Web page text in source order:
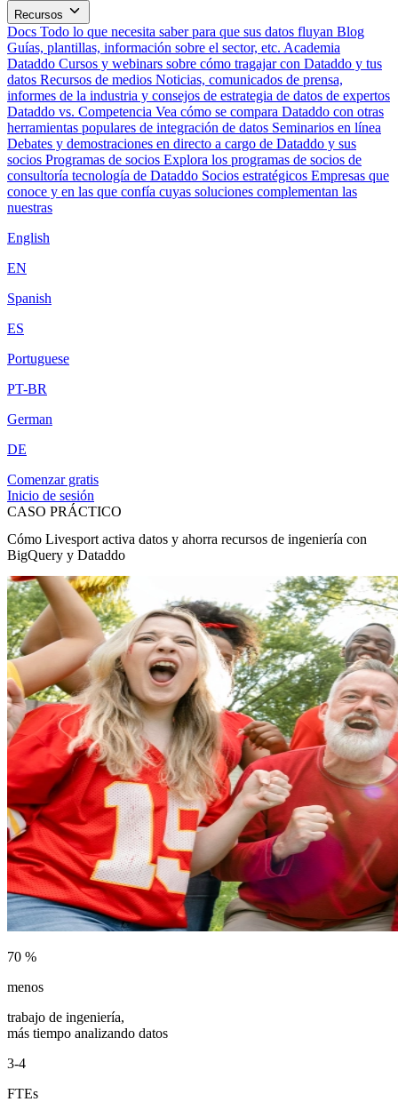
Recursos
Docs Todo lo que necesita saber para que sus datos fluyan Blog
Guías, plantillas, información sobre el sector, etc. Academia
Dataddo Cursos y webinars sobre cómo tragajar con Dataddo y tus
datos Recursos de medios Noticias, comunicados de prensa,
informes de la industria y consejos de estrategia de datos de expertos
Dataddo vs. Competencia Vea cómo se compara Dataddo con otras
herramientas populares de integración de datos Seminarios en línea
Debates y demostraciones en directo a cargo de Dataddo y sus
socios Programas de socios Explora los programas de socios de
consultoría tecnología de Dataddo Socios estratégicos Empresas que
conoce y en las que confía cuyas soluciones complementan las
nuestras
English
EN
Spanish
ES
Portuguese
PT-BR
German
DE
Comenzar gratis
Inicio de sesión
CASO PRÁCTICO
Cómo Livesport activa datos y ahorra recursos de ingeniería con
BigQuery y Dataddo
70 %
menos
trabajo de ingeniería,
más tiempo analizando datos
3-4
FTEs